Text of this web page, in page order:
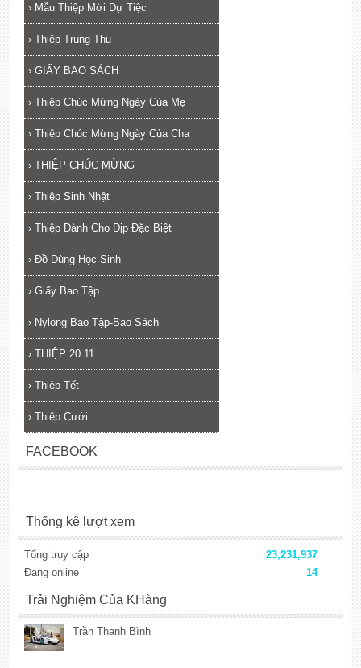
› Mẫu Thiệp Mời Dự Tiệc
› Thiệp Trung Thu
› GIẤY BAO SÁCH
› Thiệp Chúc Mừng Ngày Của Mẹ
› Thiệp Chúc Mừng Ngày Của Cha
› THIỆP CHÚC MỪNG
› Thiệp Sinh Nhật
› Thiệp Dành Cho Dịp Đặc Biệt
› Đồ Dùng Học Sinh
› Giấy Bao Tập
› Nylong Bao Tập-Bao Sách
› THIỆP 20 11
› Thiệp Tết
› Thiệp Cưới
FACEBOOK
Thống kê lượt xem
Tổng truy cập
23,231,937
Đang online
14
Trải Nghiệm Của KHàng
Trần Thanh Bình